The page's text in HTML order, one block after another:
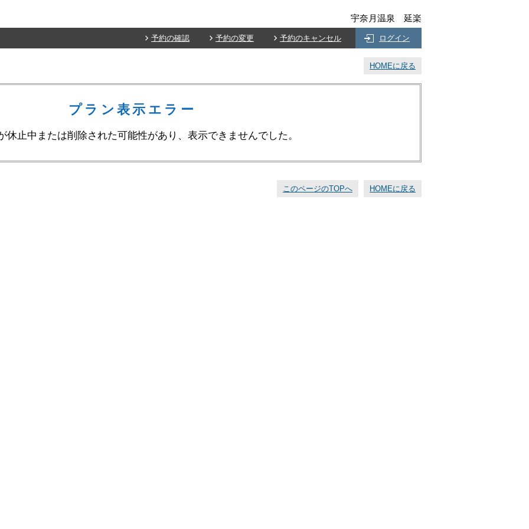
宇奈月温泉 延楽
予約の確認 予約の変更 予約のキャンセル ログイン
HOMEに戻る
プラン表示エラー
休止中または削除された可能性があり、表示できませんでした。
このページのTOPへ HOMEに戻る